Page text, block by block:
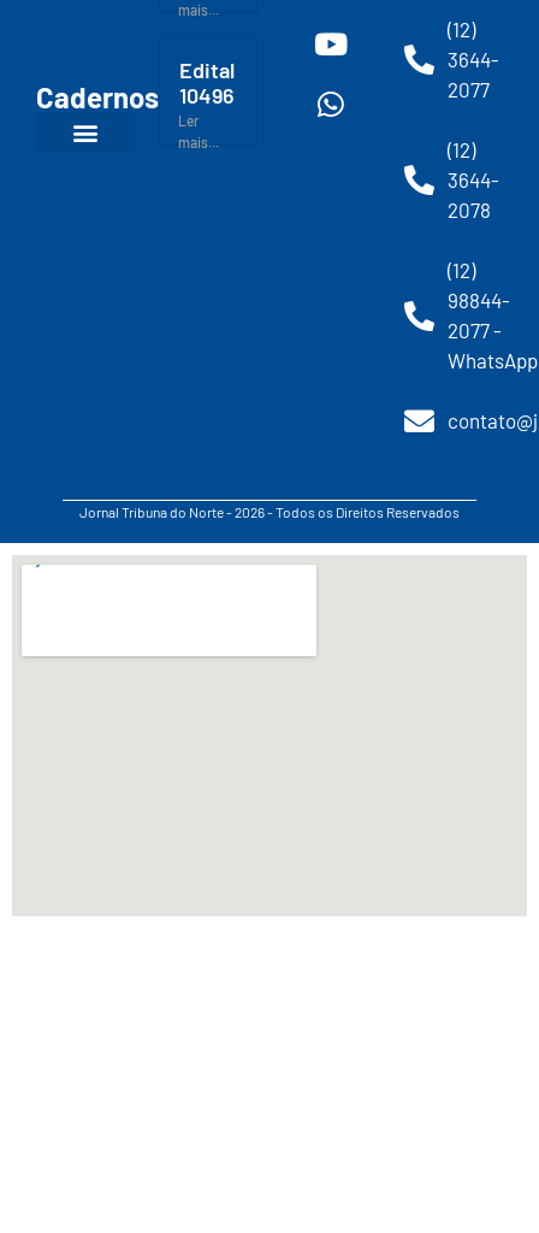
Cadernos
mais...
Edital
10496
Ler
mais...
(12)
3644-
2077
(12)
3644-
2078
(12)
98844-
2077 -
WhatsApp
Jornal Tribuna do Norte - 2026 - Todos os Direitos Reservados